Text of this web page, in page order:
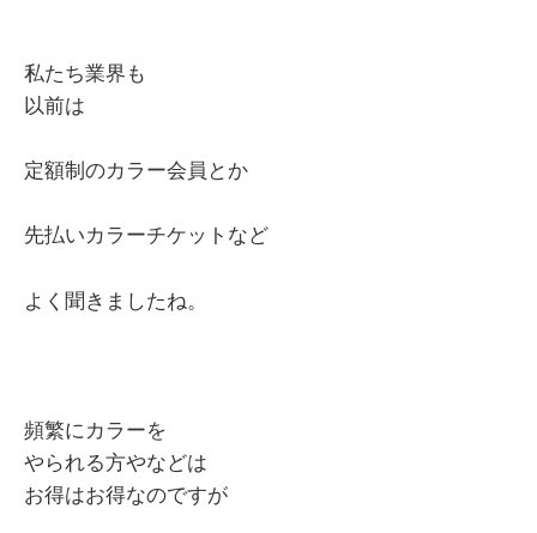
私たち業界も
以前は
定額制のカラー会員とか
先払いカラーチケットなど
よく聞きましたね。
頻繁にカラーを
やられる方やなどは
お得はお得なのですが